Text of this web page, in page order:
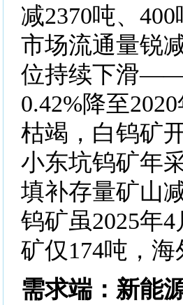
减2370吨、
市场流通量锐
位持续下滑——
0.42%降至
枯竭，白钨矿
小东坑钨矿年
填补存量矿山
钨矿虽2025年
矿仅174吨，
需求端：新能